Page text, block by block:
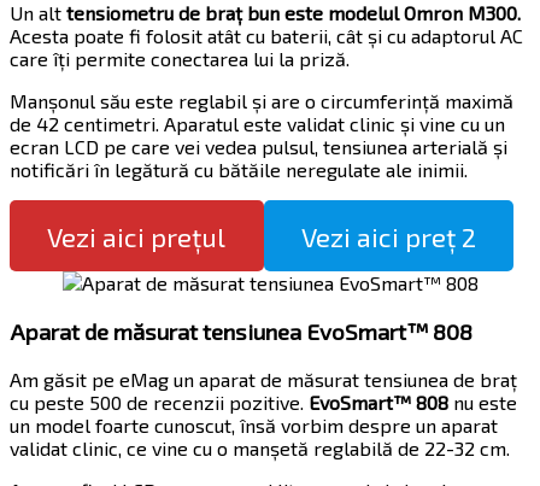
Un alt tensiometru de braț bun este modelul Omron M300.
Acesta poate fi folosit atât cu baterii, cât și cu adaptorul AC
care îți permite conectarea lui la priză.
Manșonul său este reglabil și are o circumferință maximă
de 42 centimetri. Aparatul este validat clinic și vine cu un
ecran LCD pe care vei vedea pulsul, tensiunea arterială și
notificări în legătură cu bătăile neregulate ale inimii.
Vezi aici prețul Vezi aici preț 2
Aparat de măsurat tensiunea EvoSmart™ 808
Am găsit pe eMag un aparat de măsurat tensiunea de braț
cu peste 500 de recenzii pozitive. EvoSmart™ 808 nu este
un model foarte cunoscut, însă vorbim despre un aparat
validat clinic, ce vine cu o manșetă reglabilă de 22-32 cm.